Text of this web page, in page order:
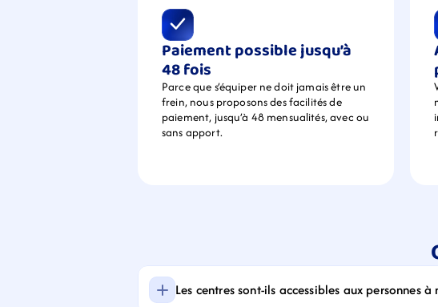
Paiement possible jusqu’à
48 fois
Parce que s’équiper ne doit jamais être un
frein, nous proposons des facilités de
paiement, jusqu’à 48 mensualités, avec ou
sans apport.
Les centres sont-ils accessibles aux personnes